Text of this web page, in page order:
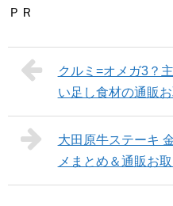
ＰＲ
クルミ=オメガ3？
い足し食材の通販
大田原牛ステーキ
メまとめ＆通販お